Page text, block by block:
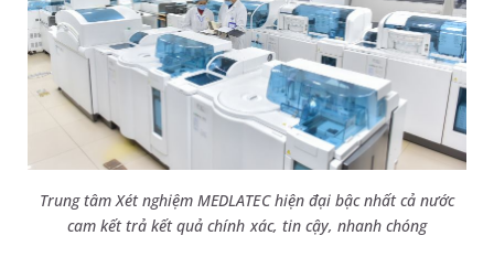
Trung tâm Xét nghiệm MEDLATEC hiện đại bậc nhất cả nước
cam kết trả kết quả chính xác, tin cậy, nhanh chóng